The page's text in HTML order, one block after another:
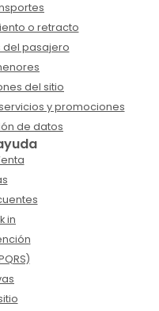
o retracto
del pasajero
del sitio
y promociones
de datos
in